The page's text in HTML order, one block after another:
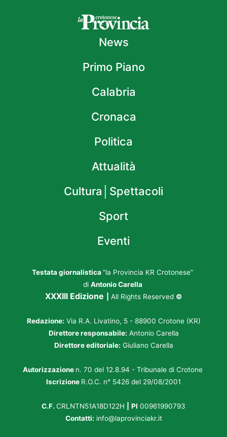
News
Primo Piano
Calabria
Cronaca
Politica
Attualità
Cultura│Spettacoli
Sport
Eventi
Testata giornalistica “la Provincia KR Crotonese”
di Antonio Carella
XXXIII Edizione All Rights Reserved ©
Redazione: Via R.A. Livatino, 5 - 88900 Crotone (KR)
Direttore responsabile: Antonio Carella
Direttore editoriale: Giuliano Carella
Autorizzazione n. 70 del 12.8.94 - Tribunale di Crotone
Iscrizione R.O.C. n° 5426 del 29/08/2001
C.F. CRLNTN51A18D122H PI 00961990793
Contatti: info@laprovinciakr.it